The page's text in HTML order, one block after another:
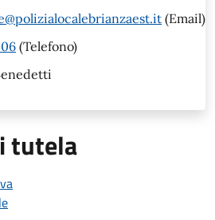
(Email)
(Telefono)
tutela